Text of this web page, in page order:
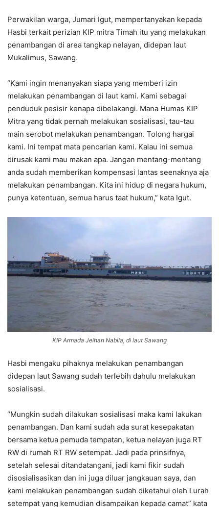
Perwakilan warga, Jumari Igut, mempertanyakan kepada
Hasbi terkait perizian KIP mitra Timah itu yang melakukan
penambangan di area tangkap nelayan, didepan laut
Mukalimus, Sawang.
“Kami ingin menanyakan siapa yang memberi izin
melakukan penambangan di laut kami. Kami sebagai
penduduk pesisir kenapa dibelakangi. Mana Humas KIP
Mitra yang tidak pernah melakukan sosialisasi, tau-tau
main serobot melakukan penambangan. Tolong hargai
kami. Ini tempat mata pencarian kami. Kalau ini semua
dirusak kami mau makan apa. Jangan mentang-mentang
anda sudah memberikan kompensasi lantas seenaknya aja
melakukan penambangan. Kita ini hidup di negara hukum,
punya ketentuan, semua harus taat hukum,” kata Igut.
KIP Armada Jeihan Nabila, di laut Sawang
Hasbi mengaku pihaknya melakukan penambangan
didepan laut Sawang sudah terlebih dahulu melakukan
sosialisasi.
“Mungkin sudah dilakukan sosialisasi maka kami lakukan
penambangan. Dan kami sudah ada surat kesepakatan
bersama ketua pemuda tempatan, ketua nelayan juga RT
RW di rumah RT RW setempat. Jadi pada prinsifnya,
setelah selesai ditandatangani, jadi kami fikir sudah
disosialisasikan dan ini juga diluar jangkauan saya, dan
kami melakukan penambangan sudah diketahui oleh Lurah
setempat yang kemudian disampaikan kepada camat” kata